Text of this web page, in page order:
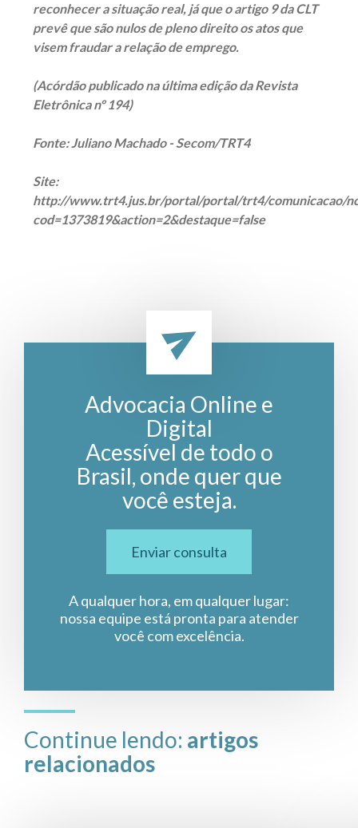
reconhecer a situação real, já que o artigo 9 da CLT
prevê que são nulos de pleno direito os atos que
visem fraudar a relação de emprego.
(Acórdão publicado na última edição da Revista
Eletrônica nº 194)
Fonte: Juliano Machado - Secom/TRT4
Site:
http://www.trt4.jus.br/portal/portal/trt4/comunicacao/
cod=1373819&action=2&destaque=false
Advocacia Online e
Digital
Acessível de todo o
Brasil, onde quer que
você esteja.
Enviar consulta
A qualquer hora, em qualquer lugar:
nossa equipe está pronta para atender
você com excelência.
Continue lendo: artigos
relacionados